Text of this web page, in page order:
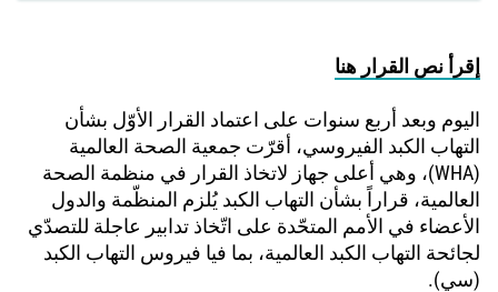
إقرأ نص القرار هنا
اليوم وبعد أربع سنوات على اعتماد القرار الأوّل بشأن
التهاب الكبد الفيروسي، أقرّت جمعية الصحة العالمية
(WHA)، وهي أعلى جهاز لاتخاذ القرار في منظمة الصحة
العالمية، قراراً بشأن التهاب الكبد يُلزم المنظّمة والدول
الأعضاء في الأمم المتحّدة على اتّخاذ تدابير عاجلة للتصدّي
لجائحة التهاب الكبد العالمية، بما فيا فيروس التهاب الكبد
(سي).